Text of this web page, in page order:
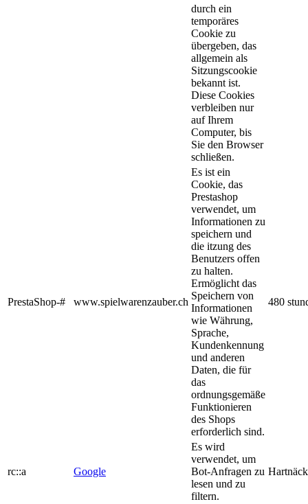
durch ein
temporäres
Cookie zu
übergeben, das
allgemein als
Sitzungscookie
bekannt ist.
Diese Cookies
verbleiben nur
auf Ihrem
Computer, bis
Sie den Browser
schließen.
PrestaShop-# www.spielwarenzauber.ch
Es ist ein
Cookie, das
Prestashop
verwendet, um
Informationen zu
speichern und
die itzung des
Benutzers offen
zu halten.
Ermöglicht das
Speichern von
Informationen
wie Währung,
Sprache,
Kundenkennung
und anderen
Daten, die für
das
ordnungsgemäße
Funktionieren
des Shops
erforderlich sind.
480
rc::a Google
Es wird
verwendet, um
Bot-Anfragen zu
lesen und zu
filtern.